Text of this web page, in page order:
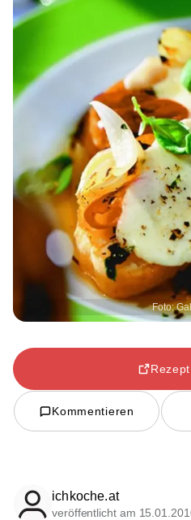
Foto:
Kommentieren
ichkoche.at
veröffentlicht am